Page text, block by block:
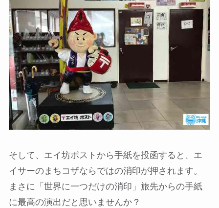
そして、エイ坊ポストから手紙を投函すると、エ
イサーのまちコザならではの消印が押されます。
まさに「世界に一つだけの消印」旅先からの手紙
に最高の演出だと思いませんか？